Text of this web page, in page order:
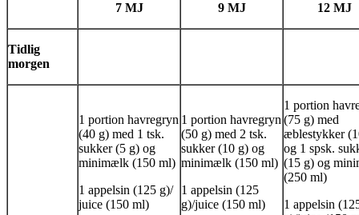
7 MJ 9 MJ 12 MJ
Tidlig
morgen
1 portion havregryn
(40 g) med 1 tsk.
sukker (5 g) og
minimælk (150 ml)
1 appelsin (125 g)/
juice (150 ml)
1 portion havregryn
(50 g) med 2 tsk.
sukker (10 g) og
minimælk (150 ml)
1 appelsin (125
g)/juice (150 ml)
1 portion
(75 g) med
æblestykker
og 1 spsk.
(15 g) og
(250 ml)
1 appelsin